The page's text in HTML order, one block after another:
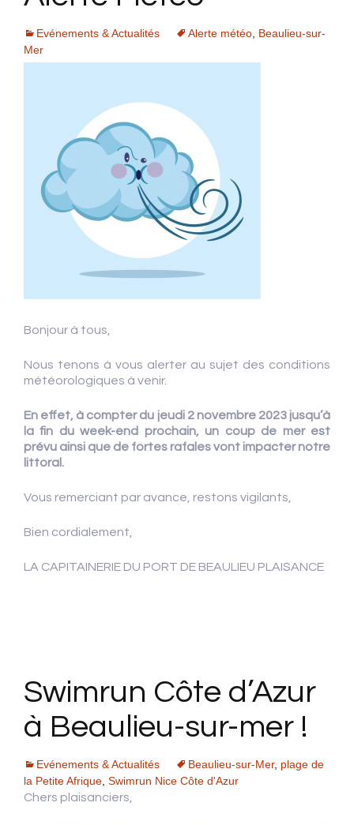
Evénements & Actualités Alerte météo Beaulieu-sur-
Mer
Bonjour à tous,
Nous tenons à vous alerter au sujet des conditions
météorologiques à venir.
En effet, à compter du jeudi 2 novembre 2023 jusqu’à
la fin du week-end prochain, un coup de mer est
prévu ainsi que de fortes rafales vont impacter notre
littoral.
Vous remerciant par avance, restons vigilants,
Bien cordialement,
LA CAPITAINERIE DU PORT DE BEAULIEU PLAISANCE
Swimrun Côte d’Azur
à Beaulieu-sur-mer !
Evénements & Actualités Beaulieu-sur-Mer, plage de
la Petite Afrique Swimrun Nice Côte d'Azur
Chers plaisanciers,